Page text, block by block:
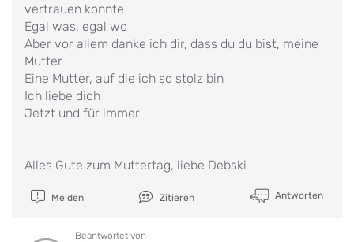
vertrauen konnte
Egal was, egal wo
Aber vor allem danke ich dir, dass du du bist, meine
Mutter
Eine Mutter, auf die ich so stolz bin
Ich liebe dich
Jetzt und für immer
Alles Gute zum Muttertag, liebe Debski
Melden Zitieren Antworten
Beantwortet von